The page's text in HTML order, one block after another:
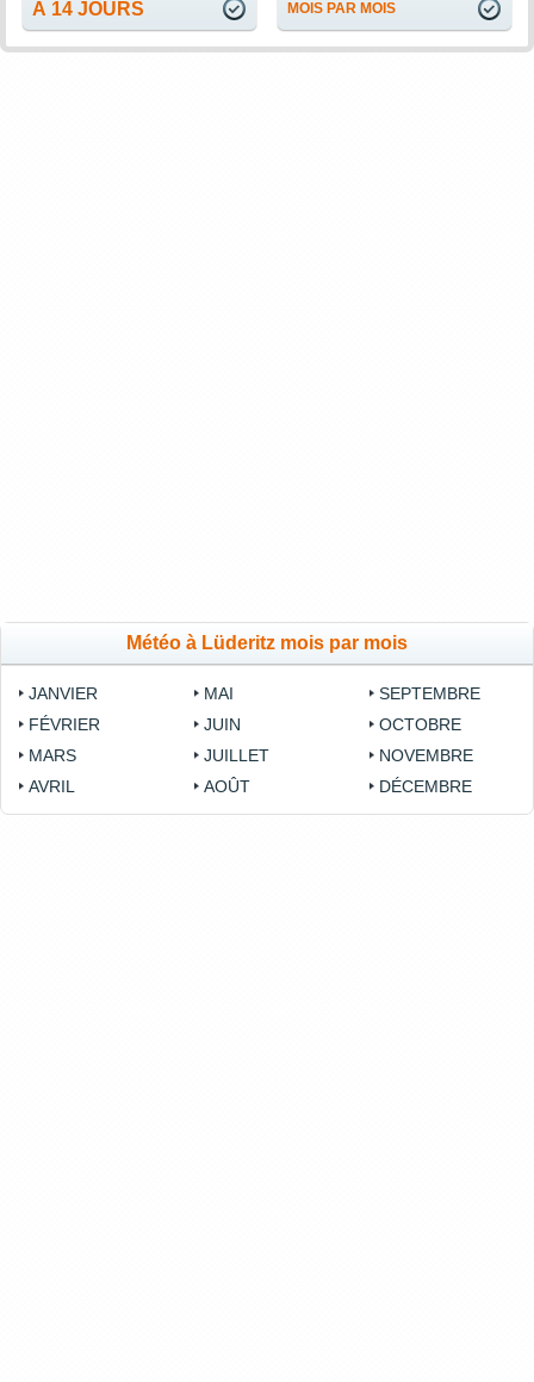
À 14 JOURS
MOIS PAR MOIS
Météo à Lüderitz mois par mois
JANVIER
FÉVRIER
MARS
AVRIL
MAI
JUIN
JUILLET
AOÛT
SEPTEMBRE
OCTOBRE
NOVEMBRE
DÉCEMBRE